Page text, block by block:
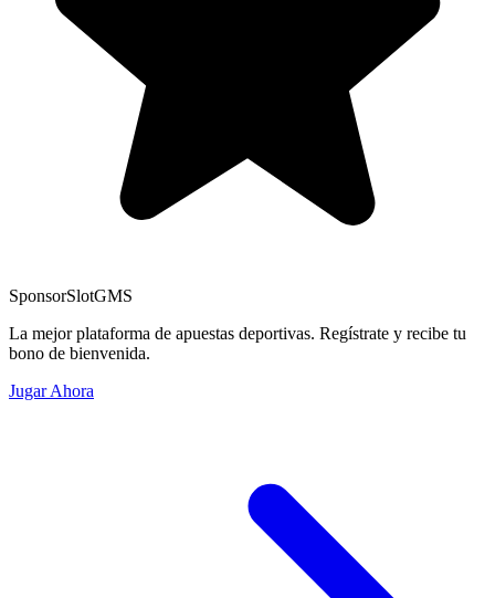
SponsorSlotGMS
La mejor plataforma de apuestas deportivas. Regístrate y recibe tu
bono de bienvenida.
Jugar Ahora